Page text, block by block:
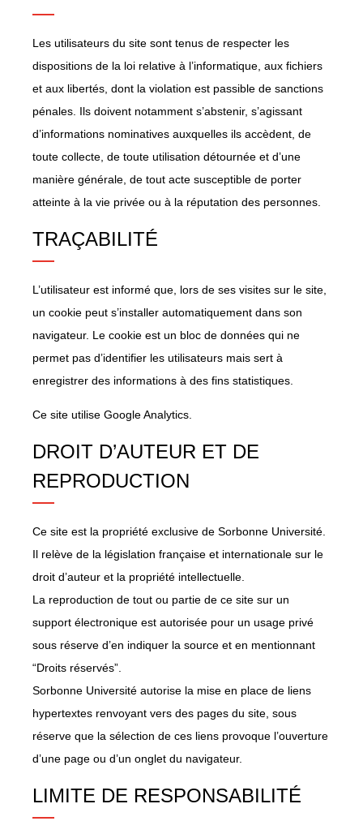
Les utilisateurs du site sont tenus de respecter les
dispositions de la loi relative à l’informatique, aux fichiers
et aux libertés, dont la violation est passible de sanctions
pénales. Ils doivent notamment s’abstenir, s’agissant
d’informations nominatives auxquelles ils accèdent, de
toute collecte, de toute utilisation détournée et d’une
manière générale, de tout acte susceptible de porter
atteinte à la vie privée ou à la réputation des personnes.
TRAÇABILITÉ
L’utilisateur est informé que, lors de ses visites sur le site,
un cookie peut s’installer automatiquement dans son
navigateur. Le cookie est un bloc de données qui ne
permet pas d’identifier les utilisateurs mais sert à
enregistrer des informations à des fins statistiques.
Ce site utilise Google Analytics.
DROIT D’AUTEUR ET DE
REPRODUCTION
Ce site est la propriété exclusive de Sorbonne Université.
Il relève de la législation française et internationale sur le
droit d’auteur et la propriété intellectuelle.
La reproduction de tout ou partie de ce site sur un
support électronique est autorisée pour un usage privé
sous réserve d’en indiquer la source et en mentionnant
“Droits réservés”.
Sorbonne Université autorise la mise en place de liens
hypertextes renvoyant vers des pages du site, sous
réserve que la sélection de ces liens provoque l’ouverture
d’une page ou d’un onglet du navigateur.
LIMITE DE RESPONSABILITÉ